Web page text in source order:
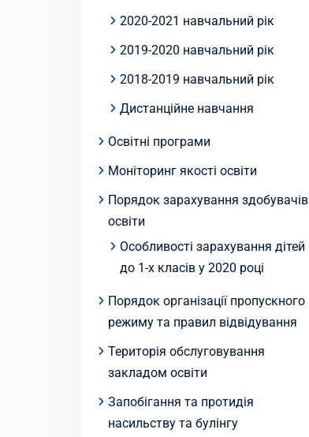
2020-2021 навчальний рік
2019-2020 навчальний рік
2018-2019 навчальний рік
Дистанційне навчання
Освітні програми
Моніторинг якості освіти
Порядок зарахування здобувачів
освіти
Особливості зарахування дітей
до 1-х класів у 2020 році
Порядок організації пропускного
режиму та правил відвідування
Територія обслуговування
закладом освіти
Запобігання та протидія
насильству та булінгу